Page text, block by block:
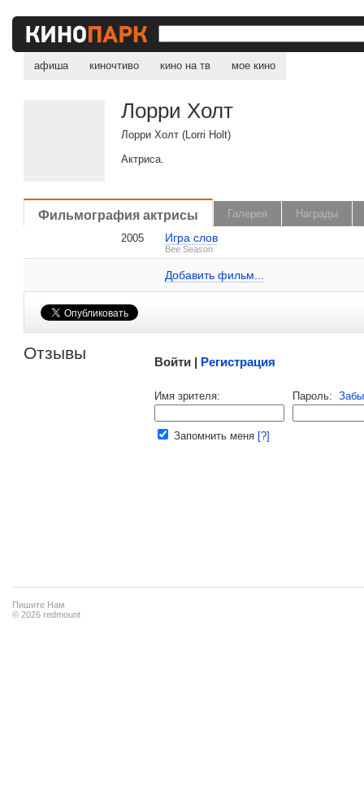
афиша киночтиво кино на тв мое кино
Лорри Холт
Лорри Холт (Lorri Holt)
Актриса.
Фильмография актрисы Галерея
Награды
2005
Игра слов
Bee Season
Добавить фильм...
Лорри Холт на IMDB.com
Отзывы Войти | Регистрация
Имя зрителя: Пароль:
Запомнить меня [?]
Пишите Нам
© 2026 redmount